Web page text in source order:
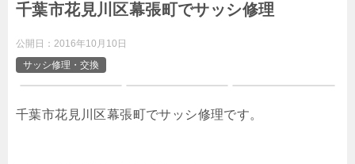
千葉市花見川区幕張町でサッシ修理
公開日： 2016年10月10日
サッシ修理・交換
千葉市花見川区幕張町でサッシ修理です。